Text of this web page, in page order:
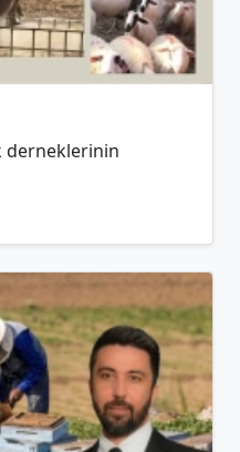
derneklerinin